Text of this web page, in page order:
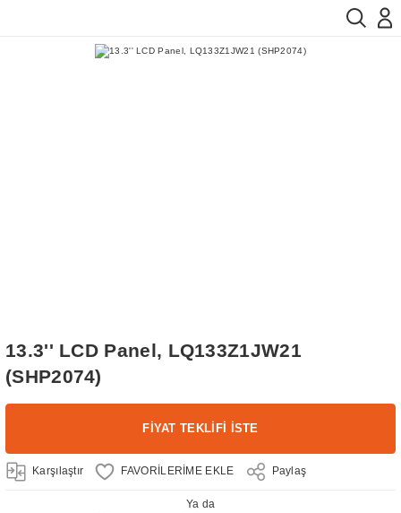
13.3'' LCD Panel, LQ133Z1JW21
(SHP2074)
FİYAT TEKLİFİ İSTE
Karşılaştır Paylaş
Ya da